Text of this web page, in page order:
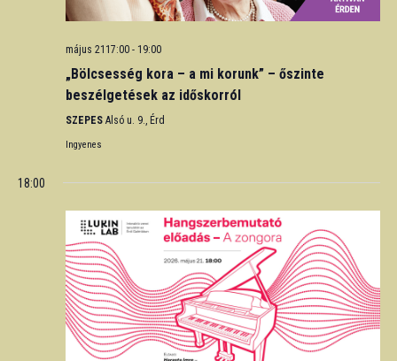
május 2117:00- 19:00
„Bölcsesség kora – a mi korunk” – őszinte
beszélgetések az időskorról
SZEPES Alsó u. 9., Érd
Ingyenes
18:00